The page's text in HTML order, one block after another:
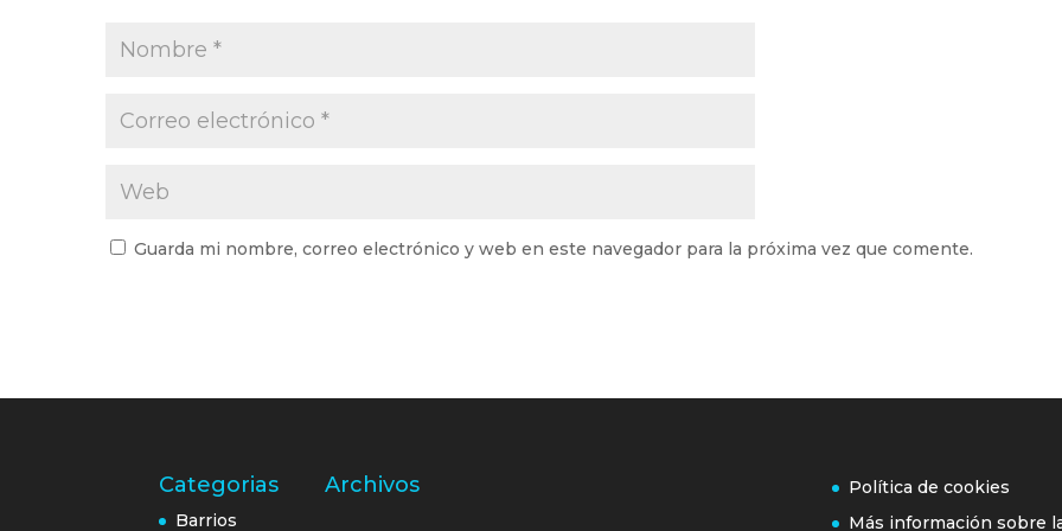
Guarda mi nombre, correo electrónico y web en este navegador para la próxima vez que comente.
Categorias
Barrios
Archivos
Política de cookies
Más información sobre